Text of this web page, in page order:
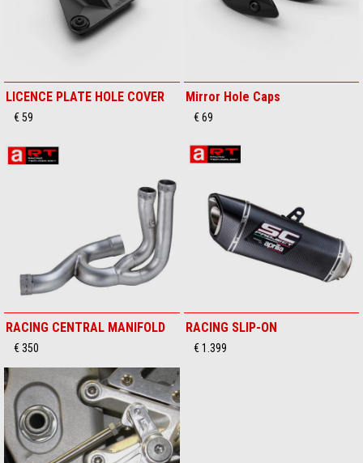
LICENCE PLATE HOLE COVER
€ 59
Mirror Hole Caps
€ 69
RACING CENTRAL MANIFOLD
€ 350
RACING SLIP-ON
€ 1.399